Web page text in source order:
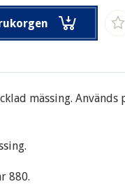
mässing. Används
880.